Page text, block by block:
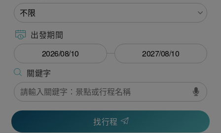
出發期間
找行程